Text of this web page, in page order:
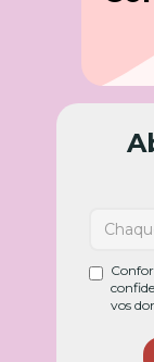
vos